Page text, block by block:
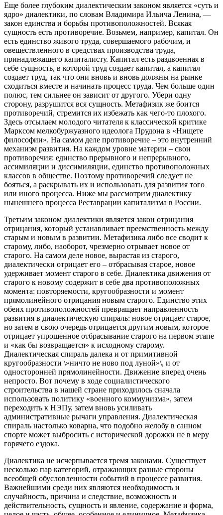
Еще более глубоким диалектическим законом является «суть и
ядро» диалектики, по словам Владимира Ильича Ленина, —
закон единства и борьбы противоположностей. Всякая
сущность есть противоречие. Возьмем, например, капитал. Он
есть единство живого труда, совершаемого рабочим, и
овеществленного в средствах производства труда,
принадлежащего капиталисту. Капитал есть раздвоенная в
себе сущность, в которой труд создает капитал, а капитал
создает труд, так что они вновь и вновь должны на рынке
сходиться вместе и начинать процесс труда. Чем больше один
полюс, тем сильнее он зависит от другого. Убери одну
сторону, разрушится вся сущность. Метафизик же боится
противоречий, стремится их избежать как чего-то плохого.
Здесь отсылаем молодого читателя к классической критике
Марксом мелкобуржуазного идеолога Прудона в «Нищете
философии». На самом деле противоречие – это внутренний
механизм развития. На каждом уровне материи – свои
противоречия: единство прерывного и непрерывного,
ассимиляции и диссимиляции, единство противоположных
классов в обществе. Поэтому противоречий следует не
бояться, а раскрывать их и использовать для развития того
или иного процесса. Ниже мы рассмотрим диалектику
нынешнего процесса Реставрации капитализма в России.
Третьим законом диалектики является закон отрицания
отрицания, который устанавливает преемственность между
старым и новым в развитии. Метафизика либо все сводит к
старому, либо, наоборот, чрезмерно отрывает новое от
старого. На самом деле новое, вырастая из старого,
диалектически отрицает его – отбрасывая старое, новое
удерживает момент старого в себе. Диалектика движения от
старого к новому содержит в себе два противоположных
момента: повторяемости, кругообразности и момент
прямолинейного отрицания новым старого. Единство этих
обеих противоположностей превращает направленность
развития в диалектическую спираль: новое отрицает старое,
но затем в свою очередь отрицается другим новым, которое
отрицает упрощенное отбрасывание старого на первом этапе
и «как бы возвращается» к исходному старому.
Диалектическая спираль далека и от примитивной
кругообразности \»ничто не ново под луной»\, и от
односторонней прямолинейности. Движение вперед очень
непросто. Вот почему в ходе социалистического
строительства в нашей стране приходилось сначала
использовать политику «военного коммунизма», затем
переходить к НЭПу, затем вновь усиливать
административные рычаги управления. Диалектическая
спираль настолько коварна, что подобно желобу в санном
спорте может выбросить с исторической дорожки не в меру
горячего ездока.
Диалектика не исчерпывается тремя законами. Существует
несколько пар категорий, отражающих разные стороны
всеобщей обусловленности событий в процессе развития.
Важнейшими среди них являются необходимость и
случайность, причина и следствие, возможность и
действительность, сущность и явление, содержание и форма,